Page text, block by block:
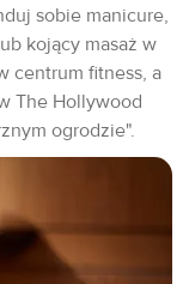
sobie manicure,
kojący masaż w
centrum fitness, a
The Hollywood
ogrodzie".